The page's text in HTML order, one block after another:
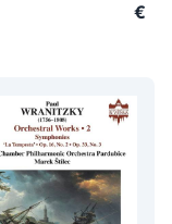
€